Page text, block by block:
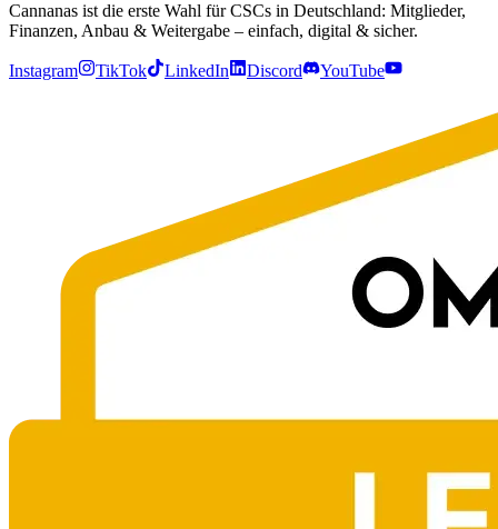
Cannanas ist die erste Wahl für CSCs in Deutschland: Mitglieder,
Finanzen, Anbau & Weitergabe – einfach, digital & sicher.
Instagram TikTok LinkedIn Discord YouTube